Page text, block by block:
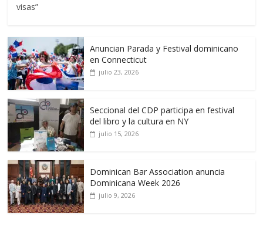
visas”
Anuncian Parada y Festival dominicano
en Connecticut
julio 23, 2026
Seccional del CDP participa en festival
del libro y la cultura en NY
julio 15, 2026
Dominican Bar Association anuncia
Dominicana Week 2026
julio 9, 2026